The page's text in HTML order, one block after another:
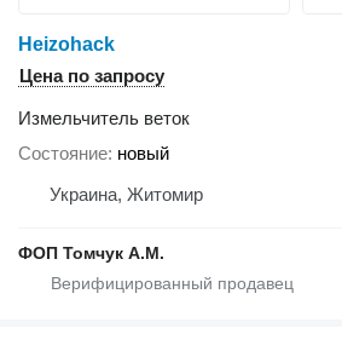
Heizohack
Цена по запросу
Измельчитель веток
Состояние новый
Украина, Житомир
ФОП Томчук А.М.